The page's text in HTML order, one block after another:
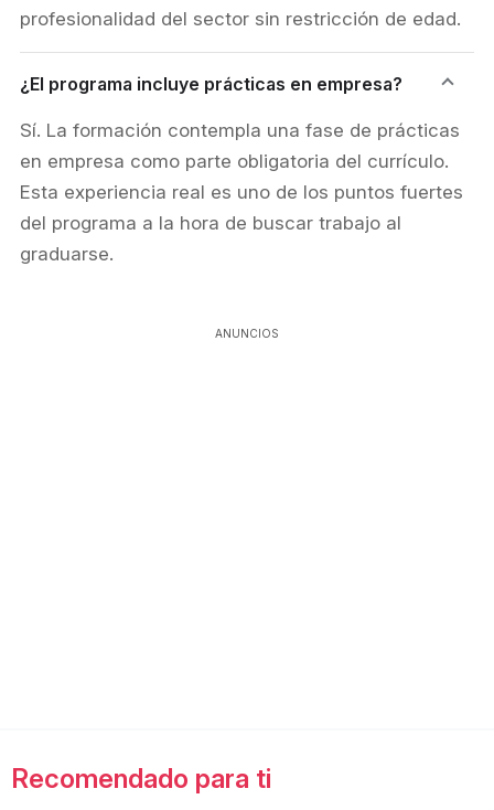
profesionalidad del sector sin restricción de edad.
¿El programa incluye prácticas en empresa?
Sí. La formación contempla una fase de prácticas
en empresa como parte obligatoria del currículo.
Esta experiencia real es uno de los puntos fuertes
del programa a la hora de buscar trabajo al
graduarse.
ANUNCIOS
Recomendado para ti